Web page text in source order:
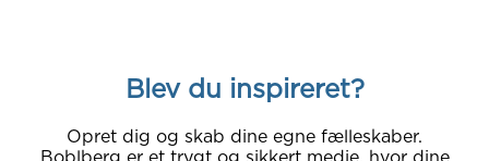
Blev du inspireret?
Opret dig og skab dine egne fælleskaber.